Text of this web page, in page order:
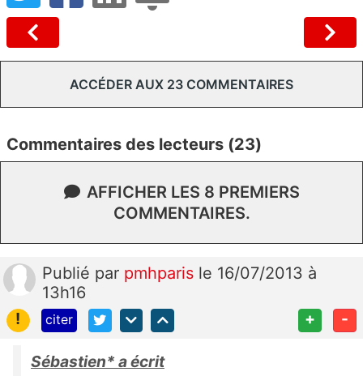
ACCÉDER AUX 23 COMMENTAIRES
Commentaires des lecteurs (23)
AFFICHER LES 8 PREMIERS
COMMENTAIRES.
Publié par pmhparis le 16/07/2013 à
13h16
!
citer + -
Sébastien* a écrit